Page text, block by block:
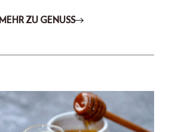
MEHR ZU GENUSS